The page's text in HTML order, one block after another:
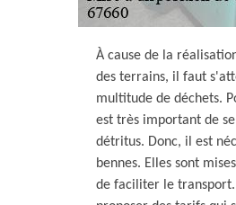
À cause de la
des terrains, il faut
multitude de déchets.
est très important de
détritus. Donc, il est
bennes. Elles sont
de faciliter le transport.